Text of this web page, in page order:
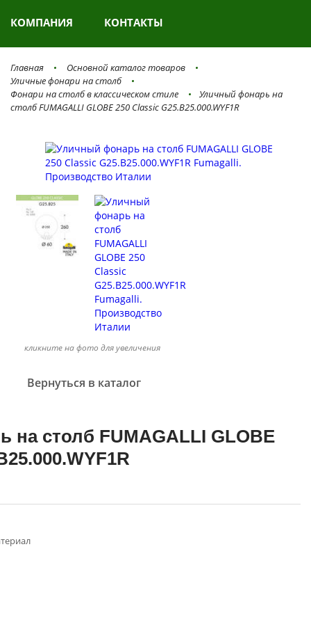
КОМПАНИЯ КОНТАКТЫ
Главная
Основной каталог товаров
Уличные фонари на столб
Фонари на столб в классическом стиле
Уличный фонарь на
столб FUMAGALLI GLOBE 250 Classic G25.B25.000.WYF1R
кликните на фото для увеличения
Вернуться в каталог
столб FUMAGALLI GLOBE